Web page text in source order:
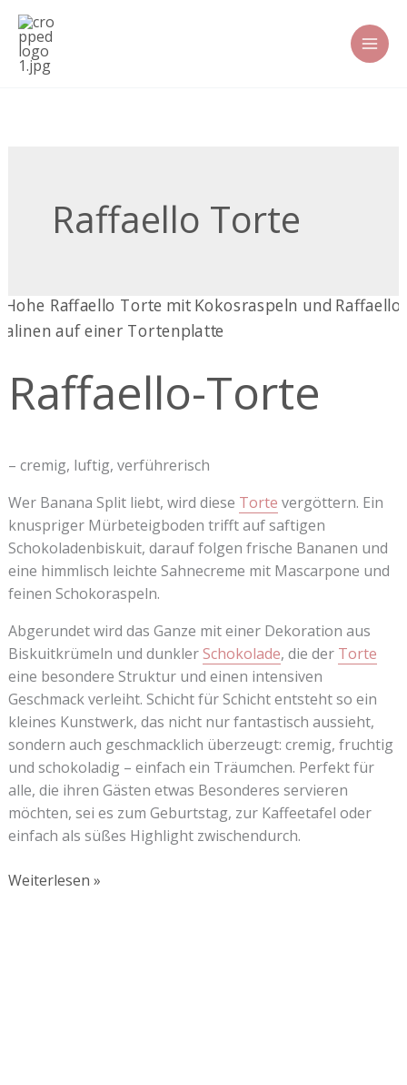
Zum
Inhalt
springen
Raffaello Torte
Raffaello-Torte
– cremig, luftig, verführerisch
Wer Banana Split liebt, wird diese Torte vergöttern. Ein
knuspriger Mürbeteigboden trifft auf saftigen
Schokoladenbiskuit, darauf folgen frische Bananen und
eine himmlisch leichte Sahnecreme mit Mascarpone und
feinen Schokoraspeln.
Abgerundet wird das Ganze mit einer Dekoration aus
Biskuitkrümeln und dunklerSchokolade, die der Torte
eine besondere Struktur und einen intensiven
Geschmack verleiht. Schicht für Schicht entsteht so ein
kleines Kunstwerk, das nicht nur fantastisch aussieht,
sondern auch geschmacklich überzeugt: cremig, fruchtig
und schokoladig – einfach ein Träumchen. Perfekt für
alle, die ihren Gästen etwas Besonderes servieren
möchten, sei es zum Geburtstag, zur Kaffeetafel oder
einfach als süßes Highlight zwischendurch.
Raffaello-
Torte
Weiterlesen »